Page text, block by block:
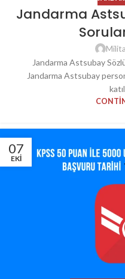
Jandarma
Jandarma Astsubay
Jandarma Astsubay
07
EKI